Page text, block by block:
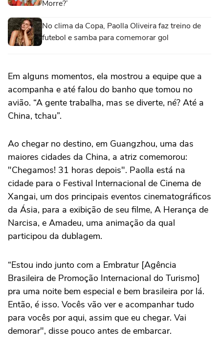
Morre?’
No clima da Copa, Paolla Oliveira faz treino de
futebol e samba para comemorar gol
Em alguns momentos, ela mostrou a equipe que a
acompanha e até falou do banho que tomou no
avião. “A gente trabalha, mas se diverte, né? Até a
China, tchau”.
Ao chegar no destino, em Guangzhou, uma das
maiores cidades da China, a atriz comemorou:
"Chegamos! 31 horas depois". Paolla está na
cidade para o Festival Internacional de Cinema de
Xangai, um dos principais eventos cinematográficos
da Ásia, para a exibição de seu filme, A Herança de
Narcisa, e Amadeu, uma animação da qual
participou da dublagem.
“Estou indo junto com a Embratur [Agência
Brasileira de Promoção Internacional do Turismo]
pra uma noite bem especial e bem brasileira por lá.
Então, é isso. Vocês vão ver e acompanhar tudo
para vocês por aqui, assim que eu chegar. Vai
demorar", disse pouco antes de embarcar.